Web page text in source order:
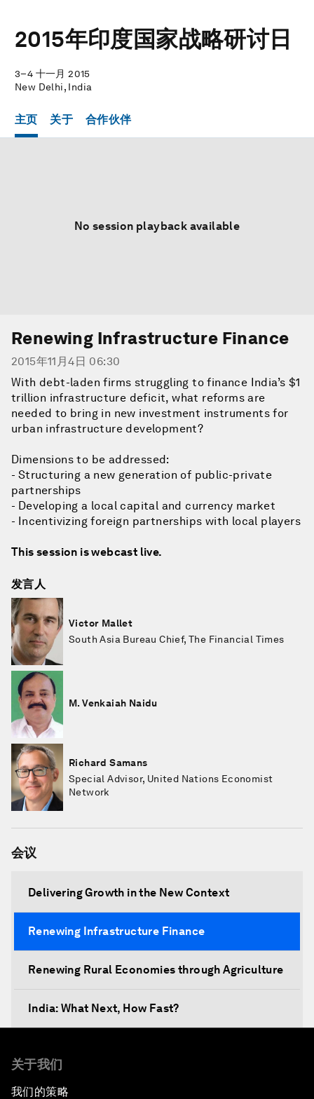
2015年印度国家战略研讨日
3–4 十一月 2015
New Delhi, India
主页 关于 合作伙伴
No session playback available
Renewing Infrastructure Finance
2015年11月4日 06:30
With debt-laden firms struggling to finance India’s $1
trillion infrastructure deficit, what reforms are
needed to bring in new investment instruments for
urban infrastructure development?
Dimensions to be addressed:
- Structuring a new generation of public-private
partnerships
- Developing a local capital and currency market
- Incentivizing foreign partnerships with local players
This session is webcast live.
发言人
Victor Mallet
South Asia Bureau Chief, The Financial Times
M. Venkaiah Naidu
Richard Samans
Special Advisor, United Nations Economist
Network
会议
Delivering Growth in the New Context
Renewing Infrastructure Finance
Renewing Rural Economies through Agriculture
India: What Next, How Fast?
关于我们
我们的策略